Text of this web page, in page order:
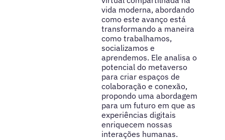
vida moderna, abordando
como este avanço está
transformando a maneira
como trabalhamos,
socializamos e
aprendemos. Ele analisa o
potencial do metaverso
para criar espaços de
colaboração e conexão,
propondo uma abordagem
para um futuro em que as
experiências digitais
enriquecem nossas
interações humanas.